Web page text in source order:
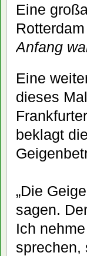
Eine
Anfang
Eine
dieses
beklagt
„Die
sagen.
Ich
sprechen,